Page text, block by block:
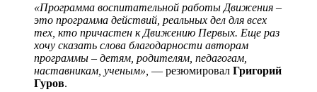
«Программа воспитательной работы Движения –
это программа действий, реальных дел для всех
тех, кто причастен к Движению Первых. Еще раз
хочу сказать слова благодарности авторам
программы – детям, родителям, педагогам,
наставникам, ученым», — резюмировал Григорий
Гуров.